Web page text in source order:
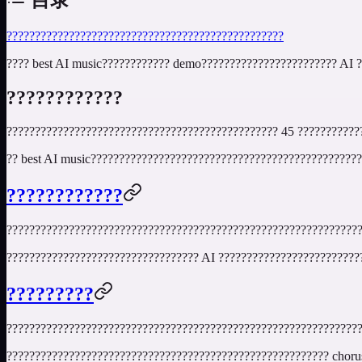
?????????????????????????????????????????????????
???? best AI music???????????? demo???????????????????????? AI
????????????
???????????????????????????????????????????????? 45
?? best AI music
????????????
?????????????????????????????????? AI
?????????
?????????????????????????????????????????????????????????